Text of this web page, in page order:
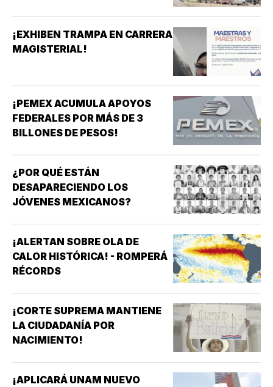
¡EXHIBEN TRAMPA EN CARRERA
MAGISTERIAL!
¡PEMEX ACUMULA APOYOS
FEDERALES POR MÁS DE 3
BILLONES DE PESOS!
¿POR QUÉ ESTÁN
DESAPARECIENDO LOS
JÓVENES MEXICANOS?
¡ALERTAN SOBRE OLA DE
CALOR HISTÓRICA! - ROMPERÁ
RÉCORDS
¡CORTE SUPREMA MANTIENE
LA CIUDADANÍA POR
NACIMIENTO!
¡APLICARÁ UNAM NUEVO